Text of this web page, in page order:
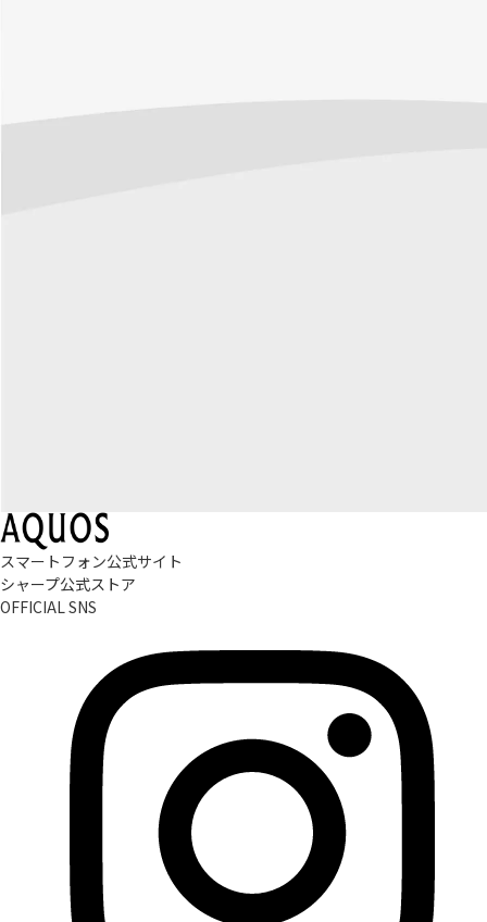
スマートフォン公式サイト
シャープ公式ストア
OFFICIAL SNS